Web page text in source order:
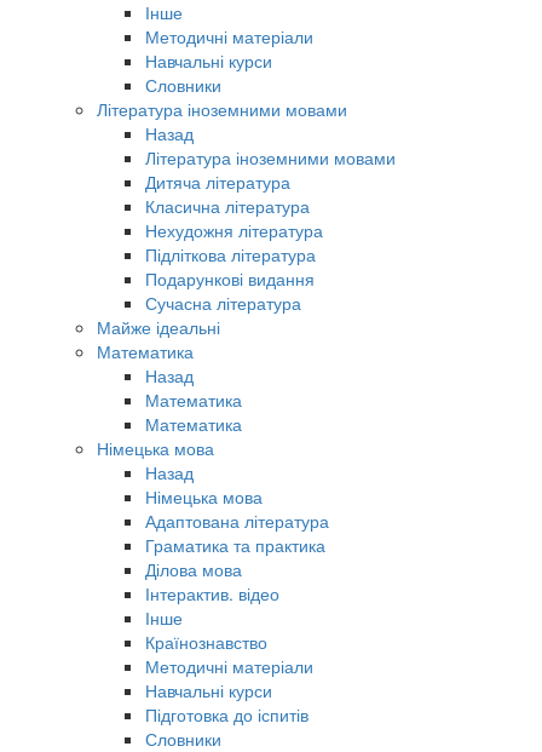
Інше
Методичні матеріали
Навчальні курси
Словники
Література іноземними мовами
Назад
Література іноземними мовами
Дитяча література
Класична література
Нехудожня література
Підліткова література
Подарункові видання
Сучасна література
Майже ідеальні
Математика
Назад
Математика
Математика
Німецька мова
Назад
Німецька мова
Адаптована література
Граматика та практика
Ділова мова
Інтерактив. відео
Інше
Країнознавство
Методичні матеріали
Навчальні курси
Підготовка до іспитів
Словники